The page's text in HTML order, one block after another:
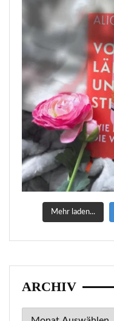
Mehr laden...
ARCHIV
Archiv